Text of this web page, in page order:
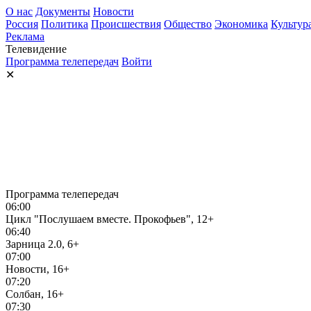
О нас Документы Новости
Россия Политика Происшествия Общество Экономика
Реклама
Телевидение
Программа телепередач Войти
✕
Программа телепередач
06:00
Цикл "Послушаем вместе. Прокофьев", 12+
06:40
Зарница 2.0, 6+
07:00
Новости, 16+
07:20
Солбан, 16+
07:30